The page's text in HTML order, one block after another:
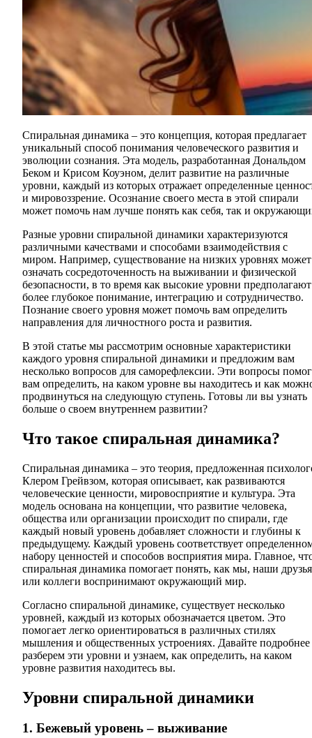
Спиральная динамика – это концепция, которая предлагает
уникальный способ понимания человеческого развития и
эволюции сознания. Эта модель, разработанная Дональдом
Беком и Крисом Коуэном, делит развитие на различные
уровни, каждый из которых отражает определенные
и мировоззрение. Осознание своего места в этой спирали
может помочь нам лучше понять как себя, так и
Разные уровни спиральной динамики характеризуются
различными качествами и способами взаимодействия с
миром. Например, существование на низких уровнях может
означать сосредоточенность на выживании и физической
безопасности, в то время как высокие уровни предполагают
более глубокое понимание, интеграцию и сотрудничество.
Познание своего уровня может помочь вам определить
направления для личностного роста и развития.
В этой статье мы рассмотрим основные характеристики
каждого уровня спиральной динамики и предложим вам
несколько вопросов для саморефлексии. Эти вопросы
вам определить, на каком уровне вы находитесь и как
продвинуться на следующую ступень. Готовы ли вы узнать
больше о своем внутреннем развитии?
Что такое спиральная динамика?
Спиральная динамика – это теория, предложенная
Клером Грейвзом, которая описывает, как развиваются
человеческие ценности, мировосприятие и культура. Эта
модель основана на концепции, что развитие человека,
общества или организации происходит по спирали, где
каждый новый уровень добавляет сложности и глубины к
предыдущему. Каждый уровень соответствует
набору ценностей и способов восприятия мира. Главное,
спиральная динамика помогает понять, как мы, наши друзья
или коллеги воспринимают окружающий мир.
Согласно спиральной динамике, существует несколько
уровней, каждый из которых обозначается цветом. Это
помогает легко ориентироваться в различных стилях
мышления и общественных устроениях. Давайте подробнее
разберем эти уровни и узнаем, как определить, на каком
уровне развития находитесь вы.
Уровни спиральной динамики
1. Бежевый уровень – выживание